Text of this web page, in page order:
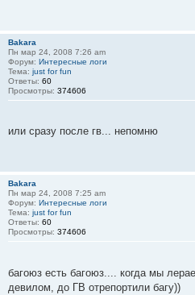
Bakara
Пн мар 24, 2008 7:26 am
Форум: Интересные логи
Тема: just for fun
Ответы: 60
Просмотры: 374606
или сразу после гв... непомню
Bakara
Пн мар 24, 2008 7:25 am
Форум: Интересные логи
Тема: just for fun
Ответы: 60
Просмотры: 374606
багоюз есть багоюз.... когда мы
девилом, до ГВ отрепортили багу))